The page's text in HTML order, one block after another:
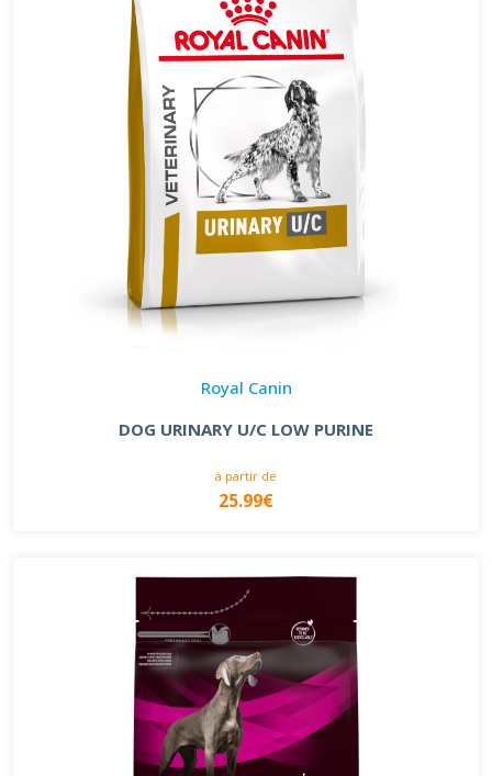
Royal Canin
DOG URINARY U/C LOW PURINE
à partir de
25.99€